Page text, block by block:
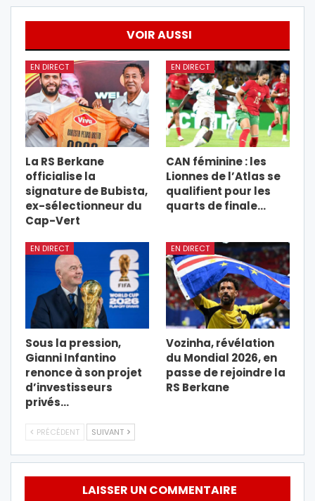
VOIR AUSSI
EN DIRECT
La RS Berkane
officialise la
signature de Bubista,
ex-sélectionneur du
Cap-Vert
EN DIRECT
CAN féminine : les
Lionnes de l’Atlas se
qualifient pour les
quarts de finale…
EN DIRECT
Sous la pression,
Gianni Infantino
renonce à son projet
d’investisseurs
privés…
EN DIRECT
Vozinha, révélation
du Mondial 2026, en
passe de rejoindre la
RS Berkane
PRÉCÉDENT SUIVANT
LAISSER UN COMMENTAIRE